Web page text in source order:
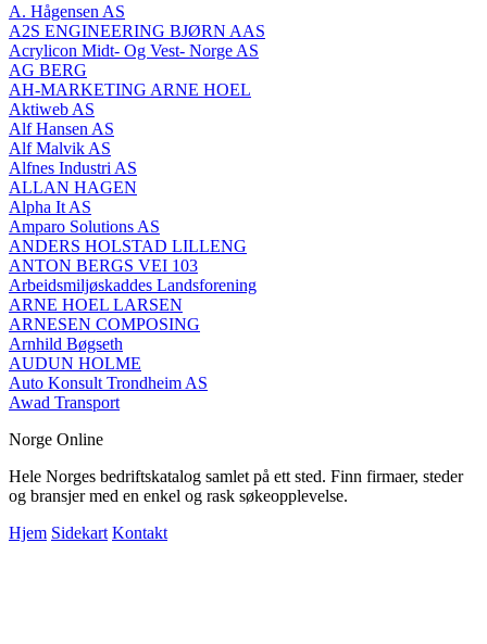
A. Hågensen AS
A2S ENGINEERING BJØRN AAS
Acrylicon Midt- Og Vest- Norge AS
AG BERG
AH-MARKETING ARNE HOEL
Aktiweb AS
Alf Hansen AS
Alf Malvik AS
Alfnes Industri AS
ALLAN HAGEN
Alpha It AS
Amparo Solutions AS
ANDERS HOLSTAD LILLENG
ANTON BERGS VEI 103
Arbeidsmiljøskaddes Landsforening
ARNE HOEL LARSEN
ARNESEN COMPOSING
Arnhild Bøgseth
AUDUN HOLME
Auto Konsult Trondheim AS
Awad Transport
Norge Online
Hele Norges bedriftskatalog samlet på ett sted. Finn firmaer, steder
og bransjer med en enkel og rask søkeopplevelse.
Hjem Sidekart Kontakt